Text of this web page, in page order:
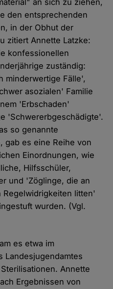
an sich zu ziehen,
den entsprechenden
in der Obhut der
zitiert Annette Latzke:
konfessionellen
zuständig:
minderwertige Fälle',
asozialen' Familie
'Erbschaden'
'Schwererbgeschädigte'.
so genannte
gab es eine Reihe von
Einordnungen, wie
Hilfsschüler,
und 'Zöglinge, die an
litten'
wurden. (Vgl.
es etwa im
Landesjugendamtes
Annette
Ergebnissen von